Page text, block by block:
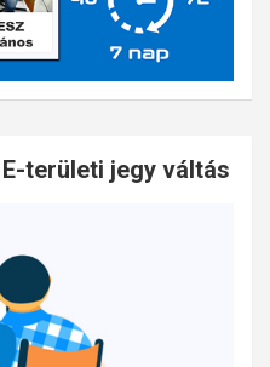
E-területi jegy váltás